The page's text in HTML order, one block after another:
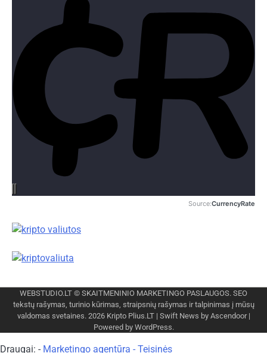
Source:CurrencyRate
WEBSTUDIO.LT © SKAITMENINIO MARKETINGO PASLAUGOS. SEO
tekstų rašymas, turinio kūrimas, straipsnių rašymas ir talpinimas į mūsų
valdomas svetaines. 2026 Kripto Plius.LT| Swift News by Ascendoor|
Powered by WordPress.
Draugai: - Marketingo agentūra - Teisinės